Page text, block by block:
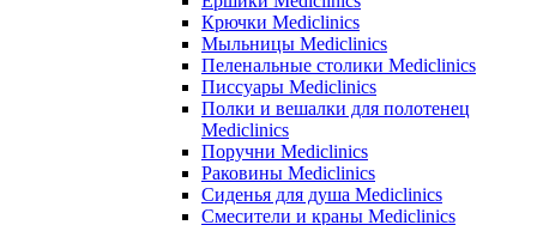
Крючки Mediclinics
Мыльницы Mediclinics
Пеленальные столики Mediclinics
Писсуары Mediclinics
Полки и вешалки для полотенец
Mediclinics
Поручни Mediclinics
Раковины Mediclinics
Сиденья для душа Mediclinics
Смесители и краны Mediclinics